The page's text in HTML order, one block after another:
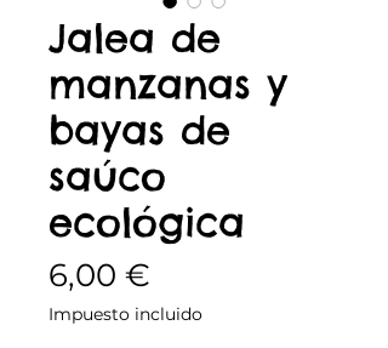
Jalea de
manzanas y
bayas de
saúco
ecológica
6,00 €
Impuesto incluido